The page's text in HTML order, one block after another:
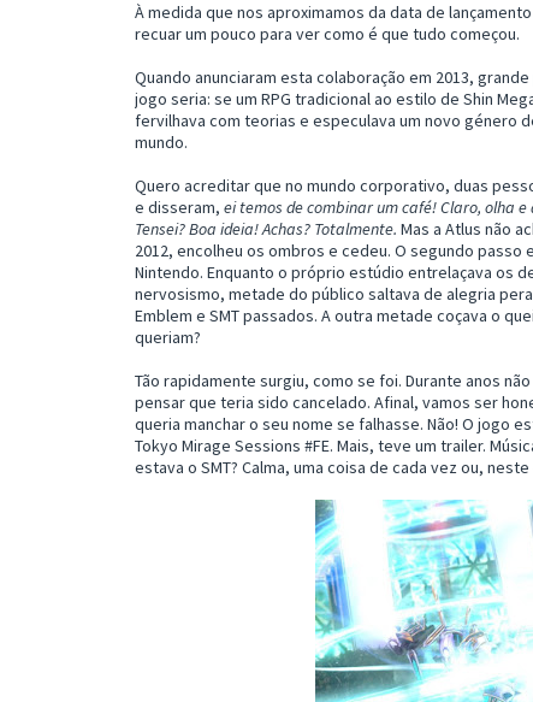
À medida que nos aproximamos da data de
recuar um pouco para ver como é que tudo começou.
Quando anunciaram esta colaboração em 2013,
jogo seria: se um RPG tradicional ao estilo de Shin
fervilhava com teorias e especulava um novo género
mundo.
Quero acreditar que no mundo corporativo, duas
e disseram, ei temos de combinar um café! Claro, olha
Tensei? Boa ideia! Achas? Totalmente. Mas a Atlus não
2012, encolheu os ombros e cedeu. O segundo
Nintendo. Enquanto o próprio estúdio entrelaçava os
nervosismo, metade do público saltava de alegria
Emblem e SMT passados. A outra metade coçava o
queriam?
Tão rapidamente surgiu, como se foi. Durante anos
pensar que teria sido cancelado. Afinal, vamos ser
queria manchar o seu nome se falhasse. Não! O jogo
Tokyo Mirage Sessions #FE. Mais, teve um trailer.
estava o SMT? Calma, uma coisa de cada vez ou,